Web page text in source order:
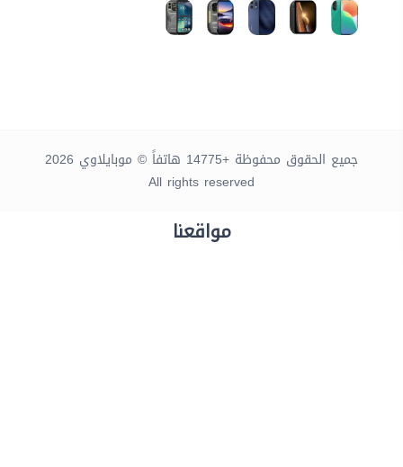
جميع الحقوق محفوظة +14775 هاتفاً © موبايلاوي 2026
All rights reserved